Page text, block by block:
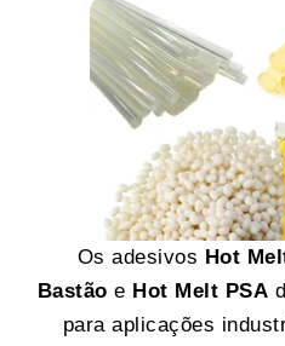
Os adesivos Hot
Bastão e Hot Melt PSA
para aplicações